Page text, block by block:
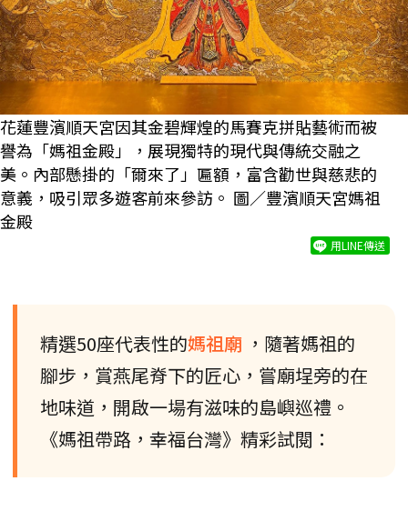
花蓮豐濱順天宮因其金碧輝煌的馬賽克拼貼藝術而被
譽為「媽祖金殿」，展現獨特的現代與傳統交融之
美。內部懸掛的「爾來了」匾額，富含勸世與慈悲的
意義，吸引眾多遊客前來參訪。 圖／豐濱順天宮媽祖
金殿
用LINE傳送
精選50座代表性的媽祖廟 ，隨著媽祖的
腳步，賞燕尾脊下的匠心，嘗廟埕旁的在
地味道，開啟一場有滋味的島嶼巡禮。
《媽祖帶路，幸福台灣》精彩試閱：